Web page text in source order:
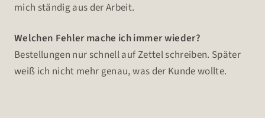
mich ständig aus der Arbeit.
Welchen Fehler mache ich immer wieder?
Bestellungen nur schnell auf Zettel schreiben. Später
weiß ich nicht mehr genau, was der Kunde wollte.